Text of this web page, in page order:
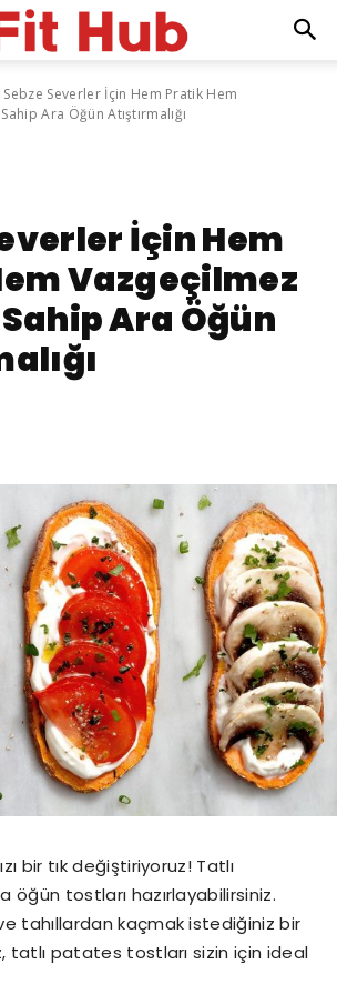
Sebze Severler İçin Hem Pratik Hem
Ara Öğün Atıştırmalığı
İçin Hem
Vazgeçilmez
Ara Öğün
bir tık değiştiriyoruz! Tatlı
tostları hazırlayabilirsiniz.
tahıllardan kaçmak istediğiniz bir
tatlı patates tostları sizin için ideal